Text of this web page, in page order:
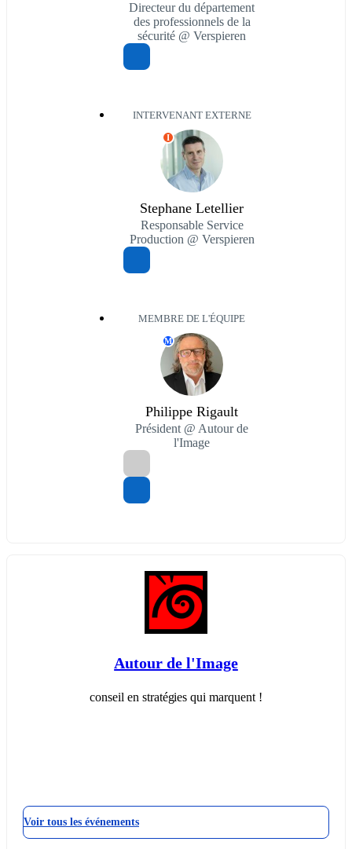
Directeur du département
des professionnels de la
sécurité @ Verspieren
INTERVENANT EXTERNE
I
Stephane Letellier
Responsable Service
Production @ Verspieren
MEMBRE DE L'ÉQUIPE
M
Philippe Rigault
Président @ Autour de
l'Image
Autour de l'Image
conseil en stratégies qui marquent !
Voir tous les événements